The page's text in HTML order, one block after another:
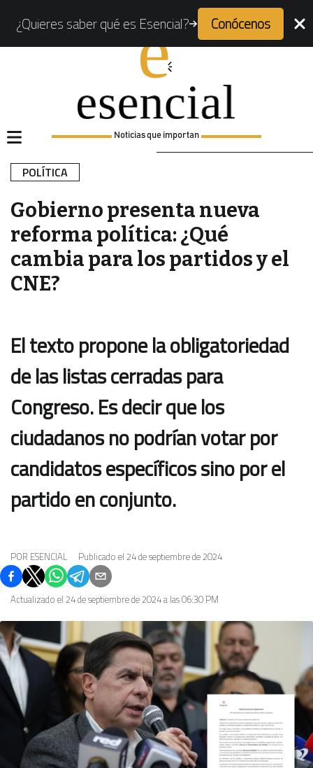
¿Quieres saber qué es Esencial? Conócenos
Noticias que importan
POLÍTICA
Gobierno presenta nueva
reforma política: ¿Qué
cambia para los partidos y el
CNE?
El texto propone la obligatoriedad
de las listas cerradas para
Congreso. Es decir que los
ciudadanos no podrían votar por
candidatos específicos sino por el
partido en conjunto.
POR ESENCIAL Publicado el 24 de septiembre de 2024
Actualizado el24 de septiembre de 2024 a las 06:30 PM